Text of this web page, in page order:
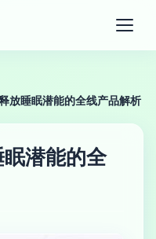
放睡眠潜能的全线产品解析
潜能的全